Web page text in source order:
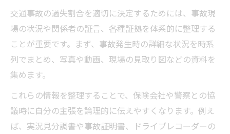
交通事故の過失割合を適切に決定するためには、事故現
場の状況や関係者の証言、各種証拠を体系的に整理する
ことが重要です。まず、事故発生時の詳細な状況を時系
列でまとめ、写真や動画、現場の見取り図などの資料を
集めます。
これらの情報を整理することで、保険会社や警察との協
議時に自分の主張を論理的に伝えやすくなります。例え
ば、実況見分調書や事故証明書、ドライブレコーダーの